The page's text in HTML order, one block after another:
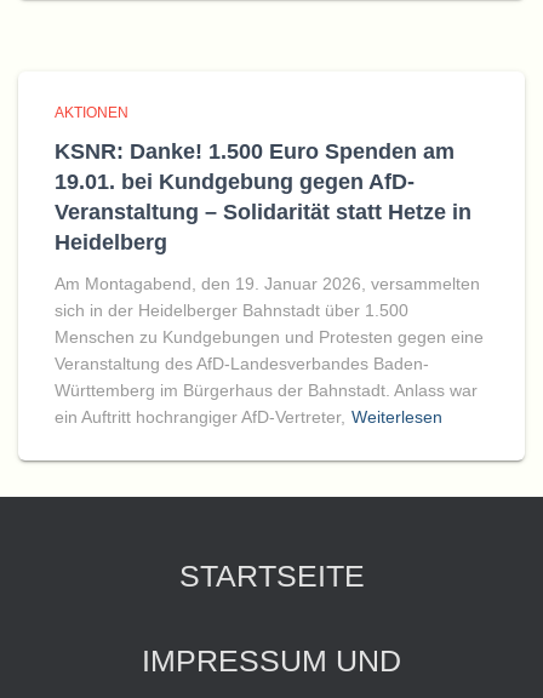
AKTIONEN
KSNR: Danke! 1.500 Euro Spenden am
19.01. bei Kundgebung gegen AfD-
Veranstaltung – Solidarität statt Hetze in
Heidelberg
Am Montagabend, den 19. Januar 2026, versammelten
sich in der Heidelberger Bahnstadt über 1.500
Menschen zu Kundgebungen und Protesten gegen eine
Veranstaltung des AfD-Landesverbandes Baden-
Württemberg im Bürgerhaus der Bahnstadt. Anlass war
ein Auftritt hochrangiger AfD-Vertreter, Weiterlesen
STARTSEITE
IMPRESSUM UND